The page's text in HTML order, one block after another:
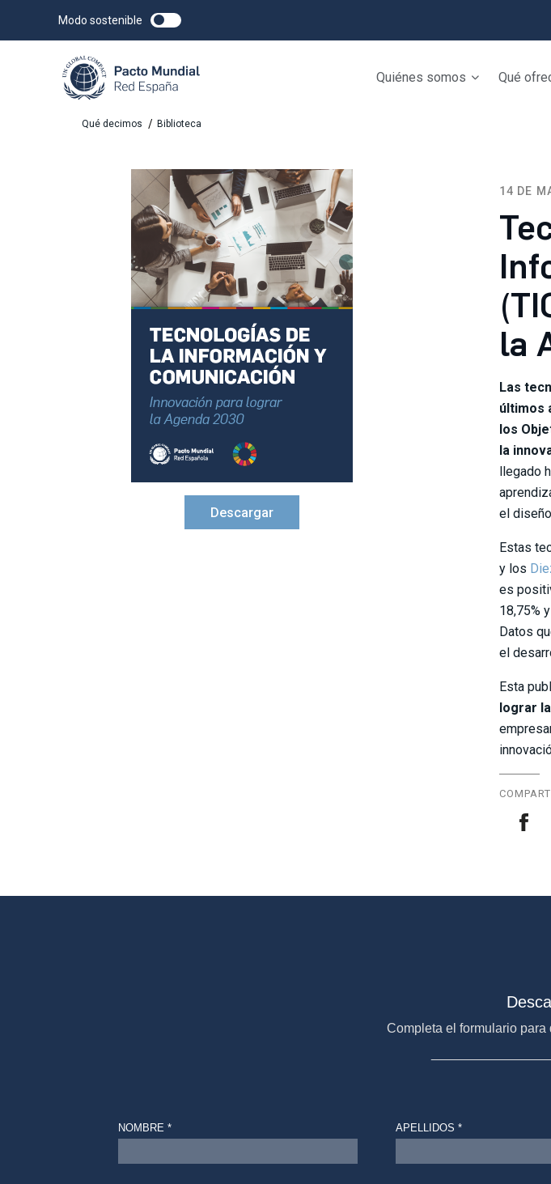
Modo sostenible
Quiénes somos Qué
Qué decimos / Biblioteca
Descargar
14 DE
la
Las
últimos
los
la
llegado
el
Estas
y los
es
18,75%
Datos
el
Esta
lograr